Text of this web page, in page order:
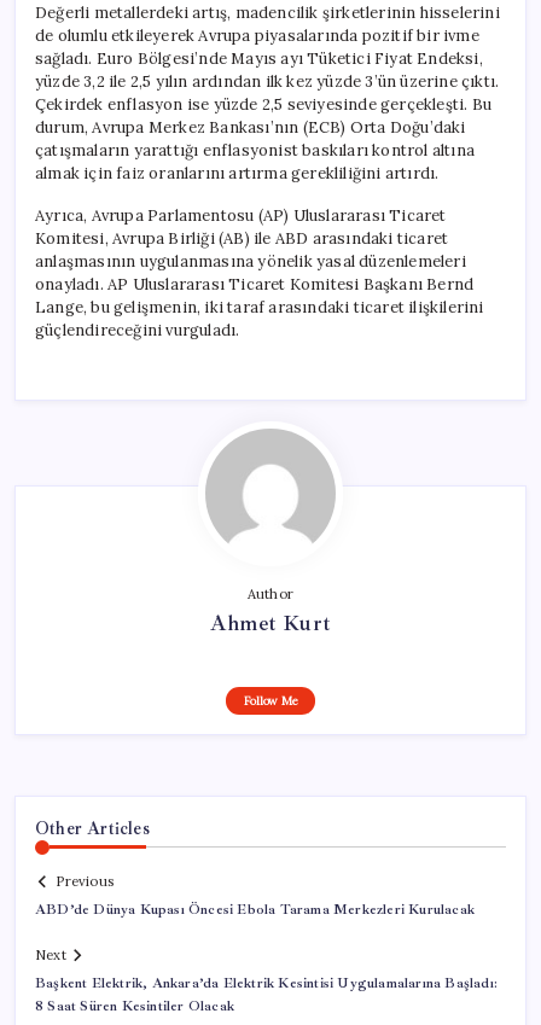
Değerli metallerdeki artış, madencilik şirketlerinin hisselerini
de olumlu etkileyerek Avrupa piyasalarında pozitif bir ivme
sağladı. Euro Bölgesi’nde Mayıs ayı Tüketici Fiyat Endeksi,
yüzde 3,2 ile 2,5 yılın ardından ilk kez yüzde 3’ün üzerine çıktı.
Çekirdek enflasyon ise yüzde 2,5 seviyesinde gerçekleşti. Bu
durum, Avrupa Merkez Bankası’nın (ECB) Orta Doğu’daki
çatışmaların yarattığı enflasyonist baskıları kontrol altına
almak için faiz oranlarını artırma gerekliliğini artırdı.
Ayrıca, Avrupa Parlamentosu (AP) Uluslararası Ticaret
Komitesi, Avrupa Birliği (AB) ile ABD arasındaki ticaret
anlaşmasının uygulanmasına yönelik yasal düzenlemeleri
onayladı. AP Uluslararası Ticaret Komitesi Başkanı Bernd
Lange, bu gelişmenin, iki taraf arasındaki ticaret ilişkilerini
güçlendireceğini vurguladı.
Author
Ahmet Kurt
Follow Me
Other Articles
Previous
ABD’de Dünya Kupası Öncesi Ebola Tarama Merkezleri Kurulacak
Next
Başkent Elektrik, Ankara’da Elektrik Kesintisi Uygulamalarına Başladı:
8 Saat Süren Kesintiler Olacak